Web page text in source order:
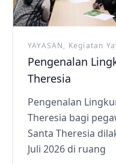
YAYASAN, Kegiatan
Pengenalan
Theresia
Pengenalan
Theresia bagi
Santa Theresia
Juli 2026 di ruang